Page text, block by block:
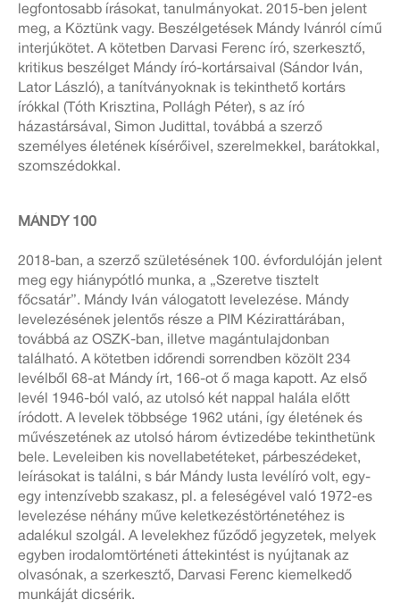
legfontosabb írásokat, tanulmányokat. 2015-ben jelent
meg, a Köztünk vagy. Beszélgetések Mándy Ivánról című
interjúkötet. A kötetben Darvasi Ferenc író, szerkesztő,
kritikus beszélget Mándy író-kortársaival (Sándor Iván,
Lator László), a tanítványoknak is tekinthető kortárs
írókkal (Tóth Krisztina, Pollágh Péter), s az író
házastársával, Simon Judittal, továbbá a szerző
személyes életének kísérőivel, szerelmekkel, barátokkal,
szomszédokkal.
MÁNDY 100
2018-ban, a szerző születésének 100. évfordulóján jelent
meg egy hiánypótló munka, a „Szeretve tisztelt
főcsatár”. Mándy Iván válogatott levelezése. Mándy
levelezésének jelentős része a PIM Kézirattárában,
továbbá az OSZK-ban, illetve magántulajdonban
található. A kötetben időrendi sorrendben közölt 234
levélből 68-at Mándy írt, 166-ot ő maga kapott. Az első
levél 1946-ból való, az utolsó két nappal halála előtt
íródott. A levelek többsége 1962 utáni, így életének és
művészetének az utolsó három évtizedébe tekinthetünk
bele. Leveleiben kis novellabetéteket, párbeszédeket,
leírásokat is találni, s bár Mándy lusta levélíró volt, egy-
egy intenzívebb szakasz, pl. a feleségével való 1972-es
levelezése néhány műve keletkezéstörténetéhez is
adalékul szolgál. A levelekhez fűződő jegyzetek, melyek
egyben irodalomtörténeti áttekintést is nyújtanak az
olvasónak, a szerkesztő, Darvasi Ferenc kiemelkedő
munkáját dicsérik.